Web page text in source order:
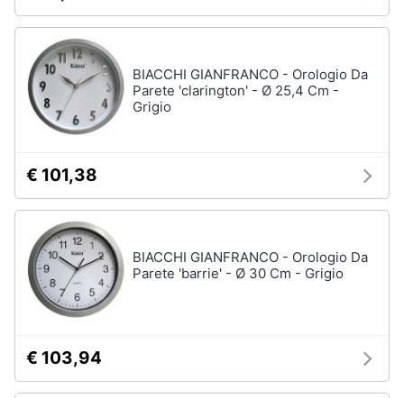
Assistenza
clienti
Esci
Box
doccia
Vasca
da
bagno
Piatto
Vedi
Ingresso
Appendiabiti
Scarpiera
ingresso
Librerie
BIACCHI GIANFRANCO - Orologio Da
Parete 'clarington' - Ø 25,4 Cm -
Grigio
€ 101,38
BIACCHI GIANFRANCO - Orologio Da
Parete 'barrie' - Ø 30 Cm - Grigio
€ 103,94